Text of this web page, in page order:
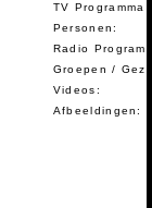
TV Programma
Personen:
Radio
Groepen /
Videos:
Afbeeldingen: